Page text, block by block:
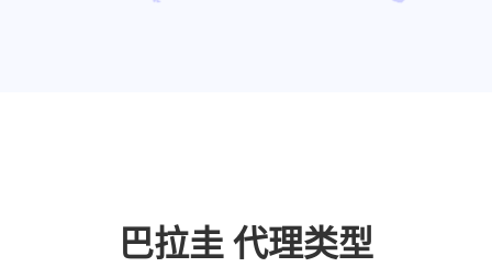
巴拉圭 代理类型